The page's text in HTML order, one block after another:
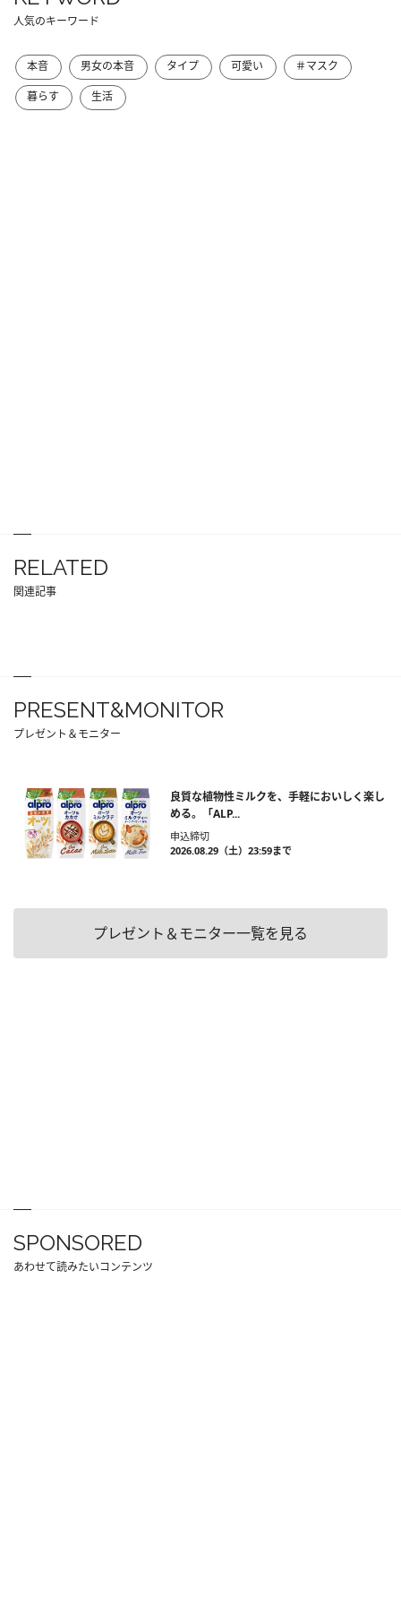
人気のキーワード
本音 男女の本音 タイプ 可愛い
＃マスク
暮らす
生活
RELATED
関連記事
PRESENT&MONITOR
プレゼント＆モニター
良質な植物性ミルクを、手軽においしく楽し
める。「ALP...
申込締切
2026.08.29（土）23:59まで
プレゼント＆モニター一覧を見る
SPONSORED
あわせて読みたいコンテンツ